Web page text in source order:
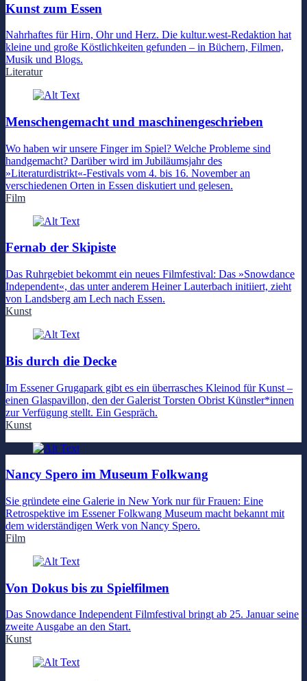
Kunst zum Essen
Nahrhaftes für Hirn, Ohr und Herz. Die kultur.west-Redaktion hat
kleine und große Köstlichkeiten gefunden – in Büchern, Filmen,
Musik und Blogs.
Literatur
Menschengemacht und maschinengeschrieben
Wo haben wir unsere Finger im Spiel? Welche Probleme sind
handgemacht? Darüber wird im Jubiläumsjahr des
»Literaturdistrikt«-Festivals vom 4. bis 16. November an
verschiedenen Orten in Essen diskutiert und gelesen.
Film
Fernab der Skipiste
Das Ruhrgebiet bekommt ein neues Filmfestival: Das »Snowdance
Independent«, das unter anderem Heiner Lauterbach initiiert, zieht
von Landsberg am Lech nach Essen.
Kunst
Bis durch die Decke
Im Essener Grugapark gibt es ein überrasches Kleinod für Kunst –
einen Glaspavillon, den der Galerist Torsten Obrist Künstler*innen
zur Verfügung stellt. Ein Gespräch.
Kunst
Nancy Spero im Museum Folkwang
Sie gründete eine Galerie in New York nur für Frauen: Eine
Retrospektive im Essener Folkwang Museum macht bekannt mit
dem widerständigen Werk von Nancy Spero.
Film
Von Dokus bis zu Spielfilmen
Das Snowdance Independent Filmfestival bringt ab 25. Januar seine
zweite Ausgabe an den Start.
Kunst